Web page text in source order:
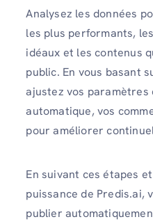
Analysez les données
les plus performants,
idéaux et les contenus
public. En vous basant
ajustez vos paramètres
automatique, vos
pour améliorer
En suivant ces étapes
puissance de Predis.ai,
publier